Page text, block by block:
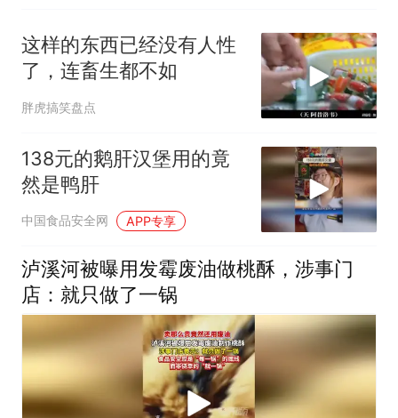
安全问题
这样的东西已经没有人性
了，连畜生都不如
胖虎搞笑盘点
138元的鹅肝汉堡用的竟
然是鸭肝
中国食品安全网 APP专享
泸溪河被曝用发霉废油做桃酥，涉事门
店：就只做了一锅